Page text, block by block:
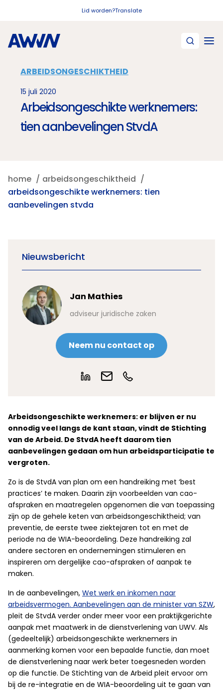
Lid worden?Translate
ARBEIDSONGESCHIKTHEID
15 juli 2020
Arbeidsongeschikte werknemers:
tien aanbevelingen StvdA
home
arbeidsongeschiktheid
arbeidsongeschikte werknemers: tien
aanbevelingen stvda
Nieuwsbericht
Jan Mathies
adviseur juridische zaken
Neem nu contact op
Arbeidsongeschikte werknemers: er blijven er nu
onnodig veel langs de kant staan, vindt de Stichting
van de Arbeid. De StvdA heeft daarom tien
aanbevelingen gedaan om hun arbeidsparticipatie te
vergroten.
Zo is de StvdA van plan om een handreiking met ‘best
practices’ te maken. Daarin zijn voorbeelden van cao-
afspraken en maatregelen opgenomen die van toepassing
zijn op de gehele keten van arbeidsongeschiktheid; van
preventie, de eerste twee ziektejaren tot en met de
periode na de WIA-beoordeling. Deze handreiking zal
andere sectoren en ondernemingen stimuleren en
inspireren om dergelijke cao-afspraken of aanpak te
maken.
In de aanbevelingen, Wet werk en inkomen naar
arbeidsvermogen. Aanbevelingen aan de minister van SZW,
pleit de StvdA verder onder meer voor een praktijkgerichte
aanpak met maatwerk in de dienstverlening van UWV. Als
(gedeeltelijk) arbeidsongeschikte werknemers in
aanmerking komen voor een bepaalde functie, dan moet
de dienstverlening naar werk beter toegesneden worden
op die functie. De Stichting van de Arbeid pleit ervoor om
bij de re-integratie en de WIA-beoordeling uit te gaan van